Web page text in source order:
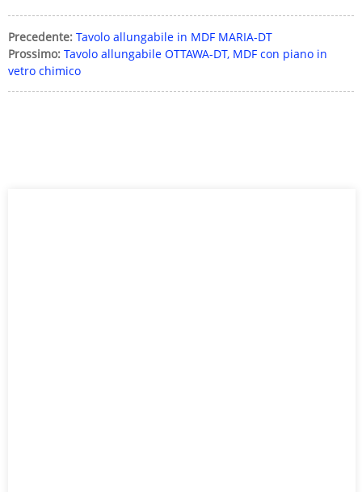
Precedente: Tavolo allungabile in MDF MARIA-DT
Prossimo: Tavolo allungabile OTTAWA-DT, MDF con piano in
vetro chimico